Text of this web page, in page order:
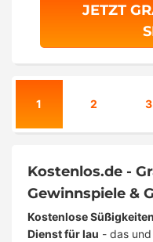
JETZT
1 2 3
Kostenlos.de -
Gewinnspiele &
Kostenlose
Dienst für lau - das